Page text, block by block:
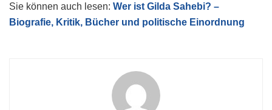
Sie können auch lesen: Wer ist Gilda Sahebi? –
Biografie, Kritik, Bücher und politische Einordnung